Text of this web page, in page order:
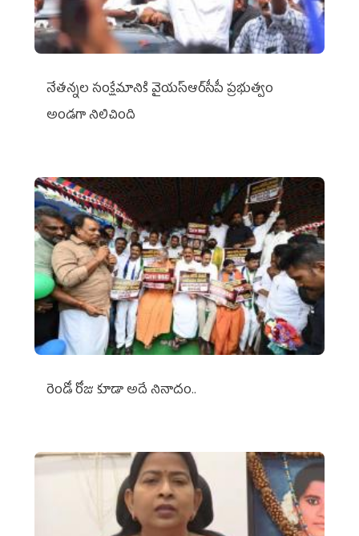
నేతన్నల సంక్షేమానికి వైయ‌స్ఆర్‌సీపీ ప్రభుత్వం
అండగా నిలిచింది
రెండో రోజు కూడా అదే నినాదం..